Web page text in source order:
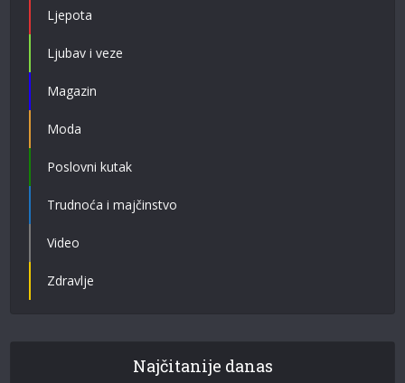
Ljepota
Ljubav i veze
Magazin
Moda
Poslovni kutak
Trudnoća i majčinstvo
Video
Zdravlje
Najčitanije danas